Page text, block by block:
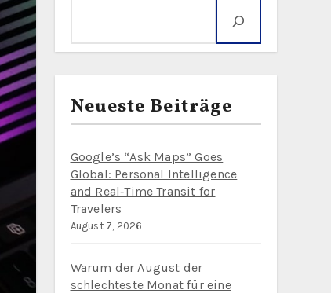
Neueste Beiträge
Google’s “Ask Maps” Goes
Global: Personal Intelligence
and Real‑Time Transit for
Travelers
August 7, 2026
Warum der August der
schlechteste Monat für eine